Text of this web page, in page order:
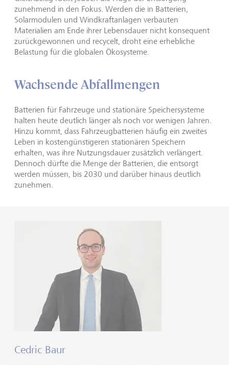
zunehmend in den Fokus. Werden die in Batterien,
Solarmodulen und Windkraftanlagen verbauten
Materialien am Ende ihrer Lebensdauer nicht konsequent
zurückgewonnen und recycelt, droht eine erhebliche
Belastung für die globalen Ökosysteme.
Wachsende Abfallmengen
Batterien für Fahrzeuge und stationäre Speichersysteme
halten heute deutlich länger als noch vor wenigen Jahren.
Hinzu kommt, dass Fahrzeugbatterien häufig ein zweites
Leben in kostengünstigeren stationären Speichern
erhalten, was ihre Nutzungsdauer zusätzlich verlängert.
Dennoch dürfte die Menge der Batterien, die entsorgt
werden müssen, bis 2030 und darüber hinaus deutlich
zunehmen.
Cedric Baur